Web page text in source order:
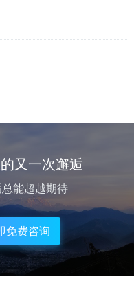
又一次邂逅
能超越期待
免费咨询